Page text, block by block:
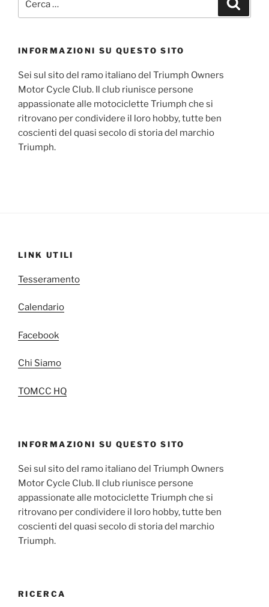
INFORMAZIONI SU QUESTO SITO
Sei sul sito del ramo italiano del Triumph Owners
Motor Cycle Club. Il club riunisce persone
appassionate alle motociclette Triumph che si
ritrovano per condividere il loro hobby, tutte ben
coscienti del quasi secolo di storia del marchio
Triumph.
LINK UTILI
Tesseramento
Calendario
Facebook
Chi Siamo
TOMCC HQ
INFORMAZIONI SU QUESTO SITO
Sei sul sito del ramo italiano del Triumph Owners
Motor Cycle Club. Il club riunisce persone
appassionate alle motociclette Triumph che si
ritrovano per condividere il loro hobby, tutte ben
coscienti del quasi secolo di storia del marchio
Triumph.
RICERCA